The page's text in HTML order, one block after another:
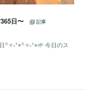
日〜
記事
꙳✧˖°⌖꙳✧˖°⌖🌱 今日のス